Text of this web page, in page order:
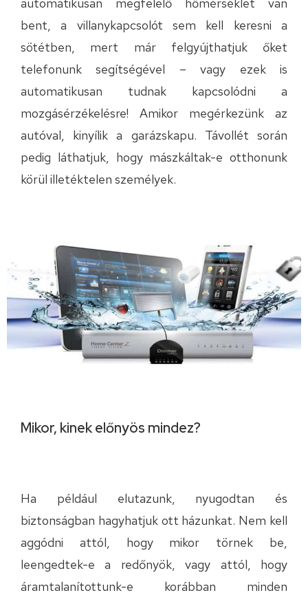
bent, a villanykapcsolót sem kell keresni a
sötétben, mert már felgyújthatjuk őket
telefonunk segítségével – vagy ezek is
automatikusan tudnak kapcsolódni a
mozgásérzékelésre! Amikor megérkezünk az
autóval, kinyílik a garázskapu. Távollét során
pedig láthatjuk, hogy mászkáltak-e otthonunk
körül illetéktelen személyek.
Mikor, kinek előnyös mindez?
Ha például elutazunk, nyugodtan és
biztonságban hagyhatjuk ott házunkat. Nem kell
aggódni attól, hogy mikor törnek be,
leengedtek-e a redőnyök, vagy attól, hogy
áramtalanítottunk-e korábban minden